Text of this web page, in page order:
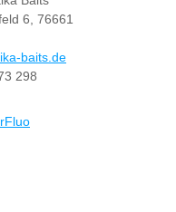
6, 76661
baits.de
298
Fluo